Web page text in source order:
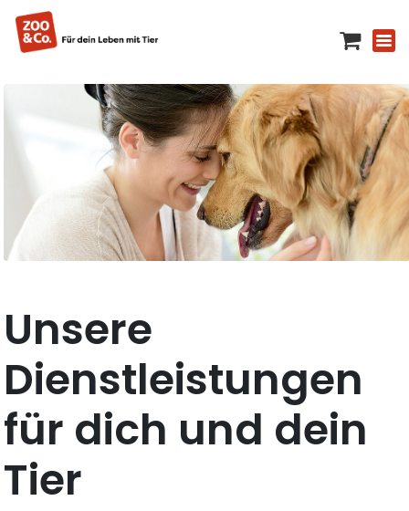
Unsere
Dienstleistungen
für dich und dein
Tier